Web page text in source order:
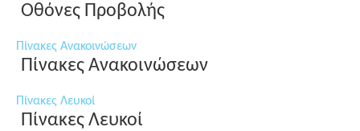
Οθόνες Προβολής
Πίνακες Ανακοινώσεων
Πίνακες Ανακοινώσεων
Πίνακες Λευκοί
Πίνακες Λευκοί